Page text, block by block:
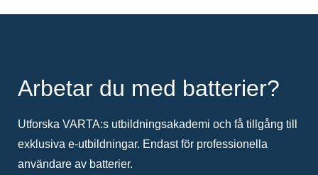
Arbetar du med batterier?
Utforska VARTA:s utbildningsakademi och få tillgång till
exklusiva e-utbildningar. Endast för professionella
användare av batterier.